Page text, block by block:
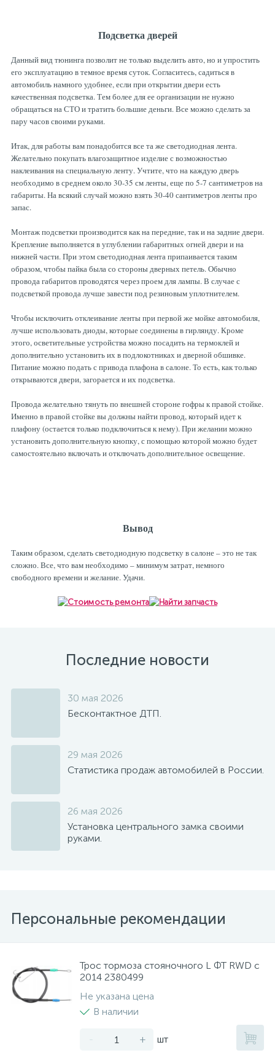
Подсветка дверей
Данный вид тюнинга позволит не только выделить авто, но и упростить
его эксплуатацию в темное время суток. Согласитесь, садиться в
автомобиль намного удобнее, если при открытии двери есть
качественная подсветка. Тем более для ее организации не нужно
обращаться на СТО и тратить большие деньги. Все можно сделать за
пару часов своими руками.
Итак, для работы вам понадобится все та же светодиодная лента.
Желательно покупать влагозащитное изделие с возможностью
наклеивания на специальную ленту. Учтите, что на каждую дверь
необходимо в среднем около 30-35 см ленты, еще по 5-7 сантиметров на
габариты. На всякий случай можно взять 30-40 сантиметров ленты про
запас.
Монтаж подсветки производится как на передние, так и на задние двери.
Крепление выполняется в углублении габаритных огней двери и на
нижней части. При этом светодиодная лента припаивается таким
образом, чтобы пайка была со стороны дверных петель. Обычно
провода габаритов проводятся через проем для лампы. В случае с
подсветкой провода лучше завести под резиновым уплотнителем.
Чтобы исключить отклеивание ленты при первой же мойке автомобиля,
лучше использовать диоды, которые соединены в гирлянду. Кроме
этого, осветительные устройства можно посадить на термоклей и
дополнительно установить их в подлокотниках и дверной обшивке.
Питание можно подать с привода плафона в салоне. То есть, как только
открываются двери, загорается и их подсветка.
Провода желательно тянуть по внешней стороне гофры к правой стойке.
Именно в правой стойке вы должны найти провод, который идет к
плафону (остается только подключиться к нему). При желании можно
установить дополнительную кнопку, с помощью которой можно будет
самостоятельно включать и отключать дополнительное освещение.
Вывод
Таким образом, сделать светодиодную подсветку в салоне – это не так
сложно. Все, что вам необходимо – минимум затрат, немного
свободного времени и желание. Удачи.
Последние новости
30 мая 2026
Бесконтактное ДТП.
29 мая 2026
Статистика продаж автомобилей в России.
26 мая 2026
Установка центрального замка своими
руками.
Персональные рекомендации
Трос тормоза стояночного L ФТ RWD с
2014 2380499
Не указана цена
В наличии
- + шт